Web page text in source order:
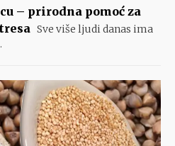
– prirodna pomoć za
Sve više ljudi danas ima